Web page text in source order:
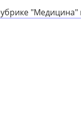
"Медицина"